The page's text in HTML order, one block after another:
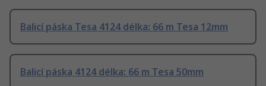
Balicí páska Tesa 4124 délka: 66 m Tesa 12mm
Balicí páska 4124 délka: 66 m Tesa 50mm